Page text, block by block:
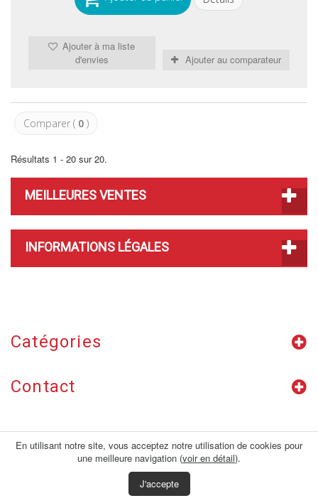
Ajouter à ma liste
d'envies
Ajouter au comparateur
Comparer ( 0 )
Résultats 1 - 20 sur 20.
MEILLEURES VENTES
INFORMATIONS LÉGALES
Catégories
Contact
Mon compte
En utilisant notre site, vous acceptez notre utilisation de cookies pour
une meilleure navigation (voir en détail).
J'accepte